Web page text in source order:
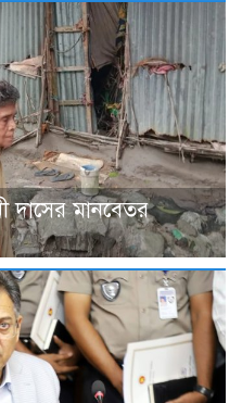
দাসের মানবেতর